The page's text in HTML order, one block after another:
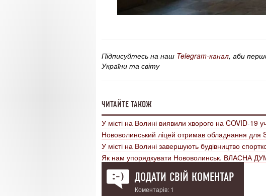
Підписуйтесь на наш Telegram-канал, аби
України та світу
ЧИТАЙТЕ ТАКОЖ
У місті на Волині виявили хворого на COVID-19
Нововолинський ліцей отримав обладнання для
У місті на Волині завершують будівництво
Як нам упорядкувати Нововолинськ. ВЛАСНА
ДОДАТИ СВІЙ КОМЕНТАР
Коментарів: 1